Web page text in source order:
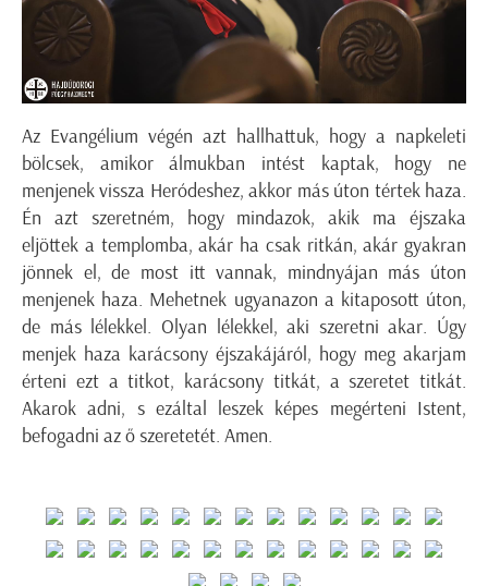
Az Evangélium végén azt hallhattuk, hogy a napkeleti
bölcsek, amikor álmukban intést kaptak, hogy ne
menjenek vissza Heródeshez, akkor más úton tértek haza.
Én azt szeretném, hogy mindazok, akik ma éjszaka
eljöttek a templomba, akár ha csak ritkán, akár gyakran
jönnek el, de most itt vannak, mindnyájan más úton
menjenek haza. Mehetnek ugyanazon a kitaposott úton,
de más lélekkel. Olyan lélekkel, aki szeretni akar. Úgy
menjek haza karácsony éjszakájáról, hogy meg akarjam
érteni ezt a titkot, karácsony titkát, a szeretet titkát.
Akarok adni, s ezáltal leszek képes megérteni Istent,
befogadni az ő szeretetét. Amen.